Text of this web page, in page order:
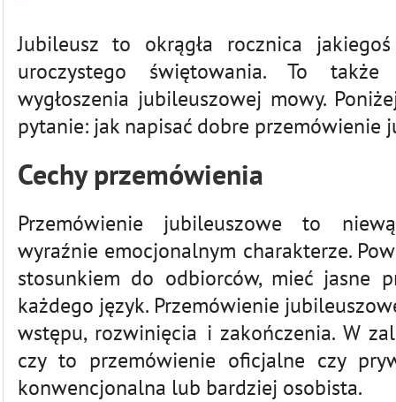
Jubileusz to okrągła rocznica
uroczystego świętowania. To
wygłoszenia jubileuszowej mowy.
pytanie: jak napisać dobre przemówienie
Cechy przemówienia
Przemówienie jubileuszowe to
wyraźnie emocjonalnym charakterze.
stosunkiem do odbiorców, mieć jasne
każdego język. Przemówienie
wstępu, rozwinięcia i zakończenia. W
czy to przemówienie oficjalne czy
konwencjonalna lub bardziej osobista.